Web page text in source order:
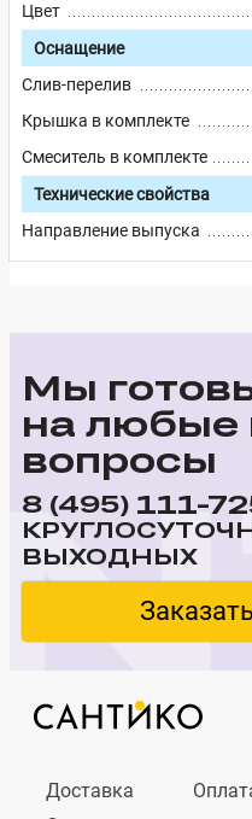
Цвет
Оснащение
Слив-перелив
Крышка в комплекте
Смеситель в комплекте
Технические свойства
Направление выпуска
Мы
на любые
вопросы
8 (495) 111-
ВЫХОДНЫХ
Доставка